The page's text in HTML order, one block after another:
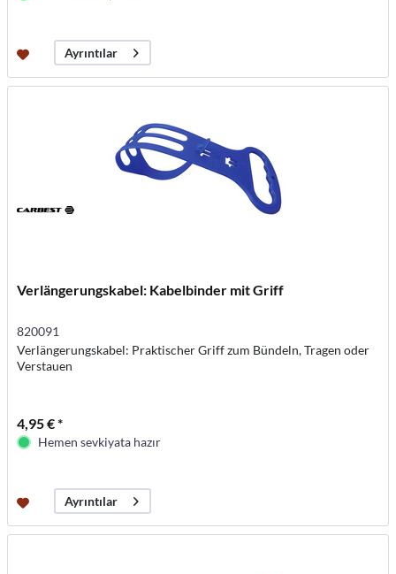
Ayrıntılar
Verlängerungskabel: Kabelbinder mit Griff
820091
Verlängerungskabel: Praktischer Griff zum Bündeln, Tragen oder
Verstauen
4,95 € *
Hemen sevkiyata hazır
Ayrıntılar